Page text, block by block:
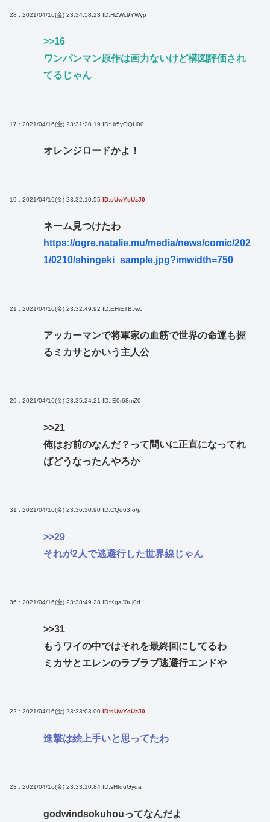
28 : 2021/04/16(金) 23:34:58.23 ID:HZWc9YWyp
>>16
ワンパンマン原作は画力ないけど構図評価され
てるじゃん
17 : 2021/04/16(金) 23:31:20.19 ID:Ur5yOQH00
オレンジロードかよ！
19 : 2021/04/16(金) 23:32:10.55 ID:sUwYcUzJ0
ネーム見つけたわ
https://ogre.natalie.mu/media/news/comic/202
1/0210/shingeki_sample.jpg?imwidth=750
21 : 2021/04/16(金) 23:32:49.92 ID:EHiETBJw0
アッカーマンで将軍家の血筋で世界の命運も握
るミカサとかいう主人公
29 : 2021/04/16(金) 23:35:24.21 ID:IE0r68mZ0
>>21
俺はお前のなんだ？って問いに正直になってれ
ばどうなったんやろか
31 : 2021/04/16(金) 23:36:30.90 ID:CQo63fo/p
>>29
それが2人で逃避行した世界線じゃん
36 : 2021/04/16(金) 23:38:49.28 ID:KgaJ0uj0d
>>31
もうワイの中ではそれを最終回にしてるわ
ミカサとエレンのラブラブ逃避行エンドや
22 : 2021/04/16(金) 23:33:03.00 ID:sUwYcUzJ0
進撃は絵上手いと思ってたわ
23 : 2021/04/16(金) 23:33:10.84 ID:sHtduGyda
godwindsokuhouってなんだよ